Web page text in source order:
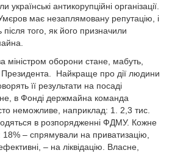
українські антикорупційні організації.
має незаплямовану репутацію, і
після того, як його призначили
міністром оборони стане, мабуть,
Найкраще про дії людини
її результати на посаді
в Фонді держмайна команда
неможливе, наприклад: 1. 2,3 тис.
в розпорядженні ФДМУ. Кожне
18% – спрямували на приватизацію,
– на ліквідацію. Власне,